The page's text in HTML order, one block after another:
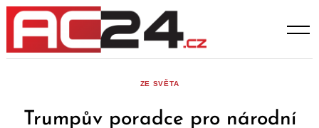
Skip
content
ZE SVĚTA
Trumpův poradce pro národní